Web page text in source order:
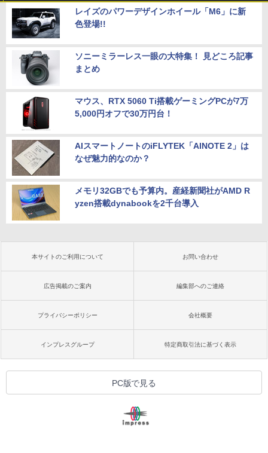
レイズのパワーデザインホイール「M6」に新
色登場!!
ソニーミラーレス一眼の大特集！ 見どころ記事
まとめ
マウス、RTX 5060 Ti搭載ゲーミングPCが7万
5,000円オフで30万円台！
AIスマートノートのiFLYTEK「AINOTE 2」は
なぜ魅力的なのか？
メモリ32GBでも予算内。産経新聞社がAMD R
yzen搭載dynabookを2千台導入
本サイトのご利用について お問い合わせ
広告掲載のご案内 編集部へのご連絡
プライバシーポリシー 会社概要
インプレスグループ 特定商取引法に基づく表示
PC版で見る